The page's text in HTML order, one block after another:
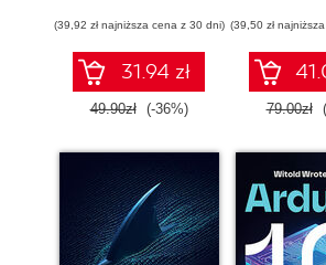
(39,92 zł najniższa cena z 30 dni)
31.94 zł
49.90zł (-36%)
(39,50 zł
79.00zł